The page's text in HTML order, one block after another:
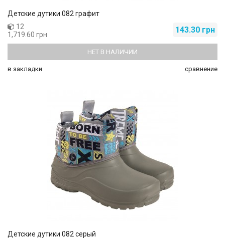
Детские дутики 082 графит
143.30 грн
12
1,719.60 грн
НЕТ В НАЛИЧИИ
в закладки сравнение
Детские дутики 082 серый